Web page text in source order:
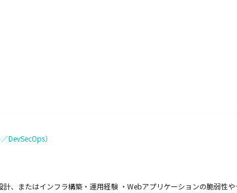
DevSecOps）
計、またはインフラ構築・運用経験 ・Webアプリケーションの脆弱性